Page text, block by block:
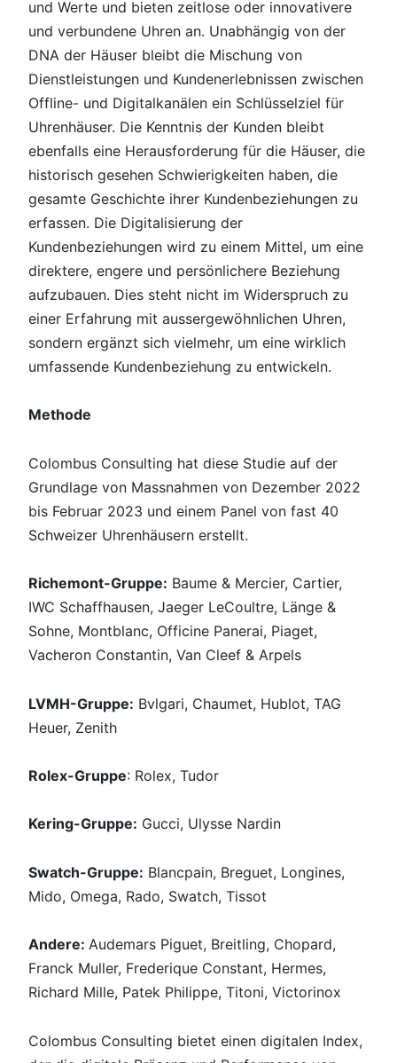
und Werte und bieten zeitlose oder innovativere
und verbundene Uhren an. Unabhängig von der
DNA der Häuser bleibt die Mischung von
Dienstleistungen und Kundenerlebnissen zwischen
Offline- und Digitalkanälen ein Schlüsselziel für
Uhrenhäuser. Die Kenntnis der Kunden bleibt
ebenfalls eine Herausforderung für die Häuser, die
historisch gesehen Schwierigkeiten haben, die
gesamte Geschichte ihrer Kundenbeziehungen zu
erfassen. Die Digitalisierung der
Kundenbeziehungen wird zu einem Mittel, um eine
direktere, engere und persönlichere Beziehung
aufzubauen. Dies steht nicht im Widerspruch zu
einer Erfahrung mit aussergewöhnlichen Uhren,
sondern ergänzt sich vielmehr, um eine wirklich
umfassende Kundenbeziehung zu entwickeln.
Methode
Colombus Consulting hat diese Studie auf der
Grundlage von Massnahmen von Dezember 2022
bis Februar 2023 und einem Panel von fast 40
Schweizer Uhrenhäusern erstellt.
Richemont-Gruppe: Baume & Mercier, Cartier,
IWC Schaffhausen, Jaeger LeCoultre, Länge &
Sohne, Montblanc, Officine Panerai, Piaget,
Vacheron Constantin, Van Cleef & Arpels
LVMH-Gruppe: Bvlgari, Chaumet, Hublot, TAG
Heuer, Zenith
Rolex-Gruppe: Rolex, Tudor
Kering-Gruppe: Gucci, Ulysse Nardin
Swatch-Gruppe: Blancpain, Breguet, Longines,
Mido, Omega, Rado, Swatch, Tissot
Andere: Audemars Piguet, Breitling, Chopard,
Franck Muller, Frederique Constant, Hermes,
Richard Mille, Patek Philippe, Titoni, Victorinox
Colombus Consulting bietet einen digitalen Index,